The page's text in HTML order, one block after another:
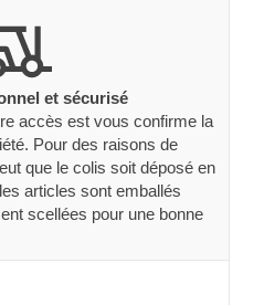
et sécurisé
accès est vous confirme la
Pour des raisons de
que le colis soit déposé en
articles sont emballés
scellées pour une bonne